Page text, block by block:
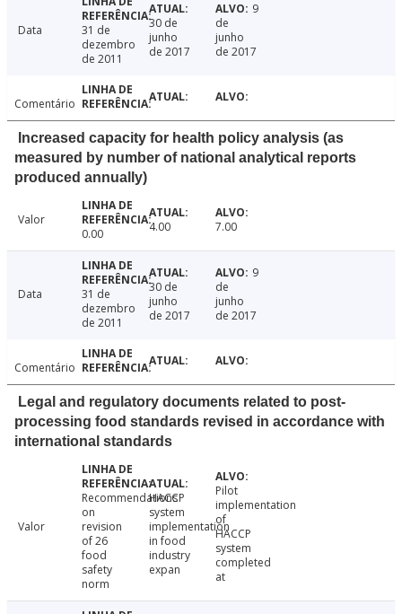
Data
31 de
dezembro
de 2011
30 de
junho
de 2017
9
de
junho
de 2017
Comentário
Increased capacity for health policy analysis (as
measured by number of national analytical reports
produced annually)
Valor
0.00
4.00 7.00
Data
31 de
dezembro
de 2011
30 de
junho
de 2017
9
de
junho
de 2017
Comentário
Legal and regulatory documents related to post-
processing food standards revised in accordance with
international standards
Valor
Recommendations
on
revision
of 26
food
safety
norm
HACCP
system
implementation
in food
industry
expan
Pilot
implementation
of
HACCP
system
completed
at